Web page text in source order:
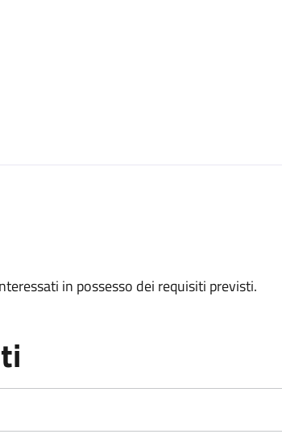
in possesso dei requisiti previsti.